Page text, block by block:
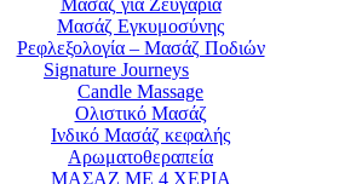
Μασάζ για Ζευγάρια
Μασάζ Εγκυμοσύνης
Ρεφλεξολογία – Μασάζ Ποδιών
Signature Journeys
Candle Massage
Ολιστικό Μασάζ
Ινδικό Μασάζ κεφαλής
Αρωματοθεραπεία
ΜΑΣΑΖ ΜΕ 4 ΧΕΡΙΑ